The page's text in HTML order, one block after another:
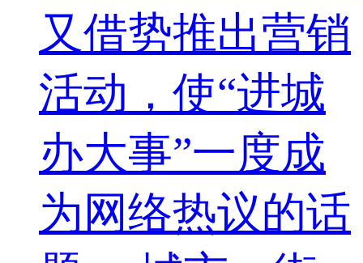
又借势推出营销
活动，使“进城
办大事”一度成
为网络热议的话